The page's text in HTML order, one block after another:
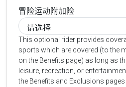
冒险运动附加险
This optional rider provides
sports which are covered (to the
on the Benefits page) as long as
leisure, recreation, or
the Benefits and Exclusions